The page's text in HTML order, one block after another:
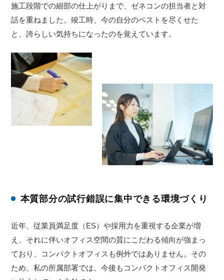
施工段階での細部の仕上がりまで、ゼネコンの担当者と対
話を重ねました。竣工時、今の自分のベストを尽くせた
と、誇らしい気持ちになったのを覚えています。
本質部分の試行錯誤に集中できる環境づくり
近年、従業員満足度（ES）や採用力を重視する企業が増
え、それに伴いオフィス空間の質にこだわる傾向が強まっ
ており、コンパクトオフィスも例外ではありません。その
ため、私の所属部署では、今後もコンパクトオフィス開発